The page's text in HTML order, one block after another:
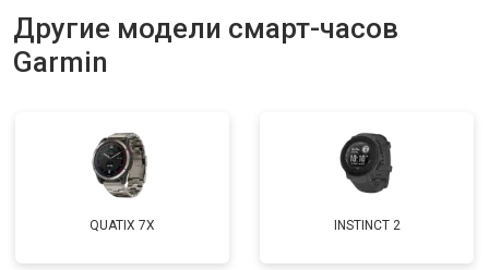
Другие модели смарт-часов
Garmin
QUATIX 7X INSTINCT 2